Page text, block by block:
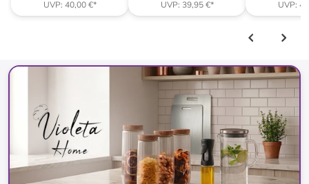
UVP: 40,00 €* UVP: 39,95 €* UVP: